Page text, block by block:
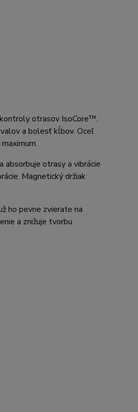
otrasov IsoCore™,
a bolesť kĺbov. Oceľ
otrasy a vibrácie
Magnetický držiak
ho pevne zvierate na
a znižuje tvorbu